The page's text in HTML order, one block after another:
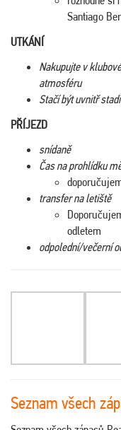
Santiago
UTKÁNÍ
Nakupujte v
atmosféru
Stačí být uvnitř
PŘÍJEZD
snídaně
Čas na prohlídku
transfer na letiště
odletem
odpolední/večerní
Seznam všech